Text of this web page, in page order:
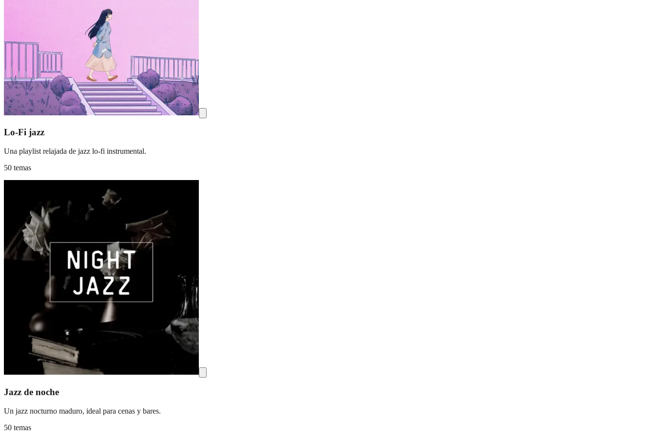
Lo-Fi jazz
Una playlist relajada de jazz lo-fi instrumental.
50 temas
Jazz de noche
Un jazz nocturno maduro, ideal para cenas y bares.
50 temas